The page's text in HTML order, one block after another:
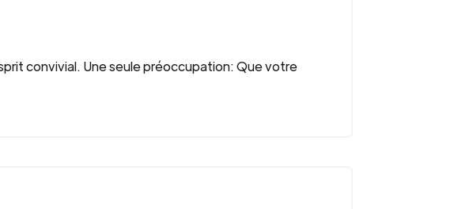
convivial. Une seule préoccupation: Que votre